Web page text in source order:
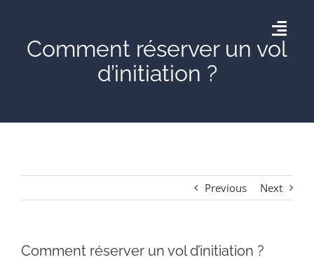
content
Accueil
AGENDA
Comment réserver un vol
d’initiation ?
Previous Next
Comment réserver un vol d’initiation ?